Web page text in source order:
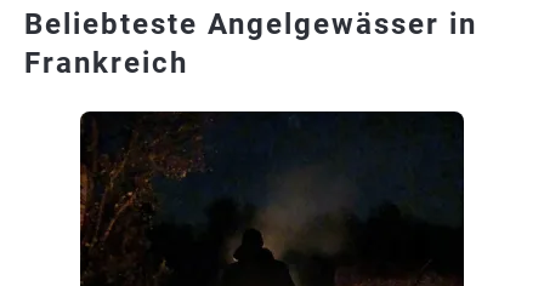
Beliebteste Angelgewässer in
Frankreich